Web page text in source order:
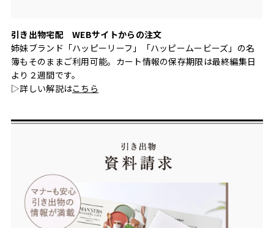
引き出物宅配 WEBサイトからの注文
姉妹ブランド「ハッピーリーフ」「ハッピームービーズ」の名
簿もそのままご利用可能。カート情報の保存期限は最終編集日
より２週間です。
▷詳しい解説はこちら